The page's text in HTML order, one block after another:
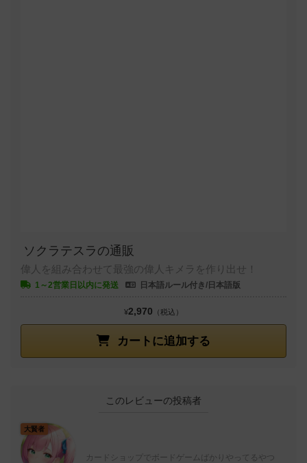
ソクラテスラの通販
偉人を組み合わせて最強の偉人キメラを作り出せ！
1～2営業日以内に発送 日本語ルール付き/日本語版
カートに追加する
¥2,970 （税込）
このレビューの投稿者
大賢者
カードショップでボードゲームばかりやってるやつ